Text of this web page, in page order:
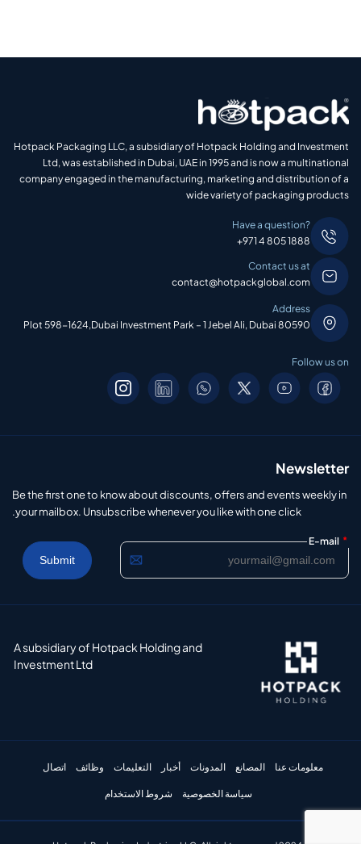
Hotpack Packaging LLC, a subsidiary of Hotpack Holding and Investment
Ltd, was established in Dubai, UAE in 1995 and is now a multinational
company engaged in the manufacturing, marketing and distribution of a
wide variety of packaging products
Have a question?
+971 4 805 1888
Contact us at
contact@hotpackglobal.com
Address
Plot 598-1624,Dubai Investment Park – 1 Jebel Ali, Dubai 80590
Follow us on
Newsletter
Be the first one to know about discounts, offers and events weekly in
your mailbox. Unsubscribe whenever you like with one click.
E-mail *
A subsidiary of Hotpack Holding and
Investment Ltd
معلومات عنا المصانع المدونات أخبار التعليمات وظائف اتصال
سياسة الخصوصية شروط الاستخدام